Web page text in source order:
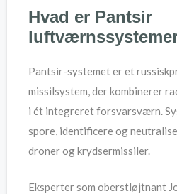
Hvad er Pantsir
Pantsir-systemet er et
missilsystem, der kombinerer
i ét integreret forsvarsværn.
spore, identificere og
droner og krydsermissiler.
Eksperter som oberstløjtnant